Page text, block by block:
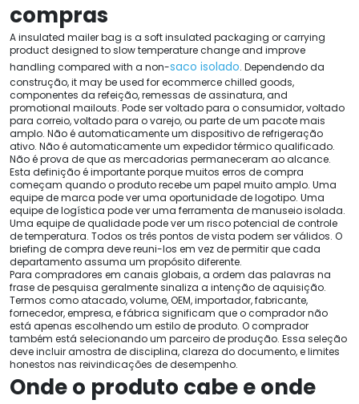
compras
A insulated mailer bag is a soft insulated packaging or carrying
product designed to slow temperature change and improve
handling compared with a non-saco isolado. Dependendo da
construção,it may be used for ecommerce chilled goods,
componentes da refeição, remessas de assinatura,and
promotional mailouts. Pode ser voltado para o consumidor, voltado
para correio, voltado para o varejo, ou parte de um pacote mais
amplo. Não é automaticamente um dispositivo de refrigeração
ativo. Não é automaticamente um expedidor térmico qualificado.
Não é prova de que as mercadorias permaneceram ao alcance.
Esta definição é importante porque muitos erros de compra
começam quando o produto recebe um papel muito amplo. Uma
equipe de marca pode ver uma oportunidade de logotipo. Uma
equipe de logística pode ver uma ferramenta de manuseio isolada.
Uma equipe de qualidade pode ver um risco potencial de controle
de temperatura. Todos os três pontos de vista podem ser válidos. O
briefing de compra deve reuni-los em vez de permitir que cada
departamento assuma um propósito diferente.
Para compradores em canais globais, a ordem das palavras na
frase de pesquisa geralmente sinaliza a intenção de aquisição.
Termos como atacado, volume, OEM, importador, fabricante,
fornecedor, empresa, e fábrica significam que o comprador não
está apenas escolhendo um estilo de produto. O comprador
também está selecionando um parceiro de produção. Essa seleção
deve incluir amostra de disciplina, clareza do documento, e limites
honestos nas reivindicações de desempenho.
Onde o produto cabe e onde